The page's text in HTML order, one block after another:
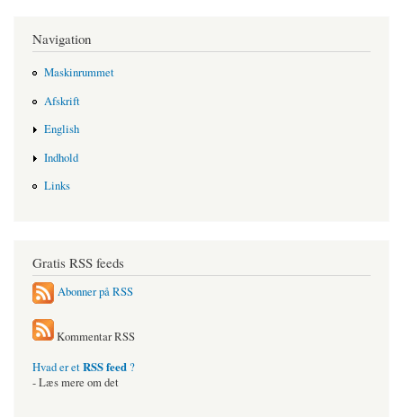
Navigation
Maskinrummet
Afskrift
English
Indhold
Links
Gratis RSS feeds
Abonner på RSS
Kommentar RSS
Hvad er etRSS feed ?
- Læs mere om det